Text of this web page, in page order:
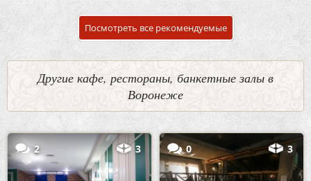
Посмотреть все рекомендуемые
Другие кафе, рестораны, банкетные залы в
Воронеже
2 3 0 3